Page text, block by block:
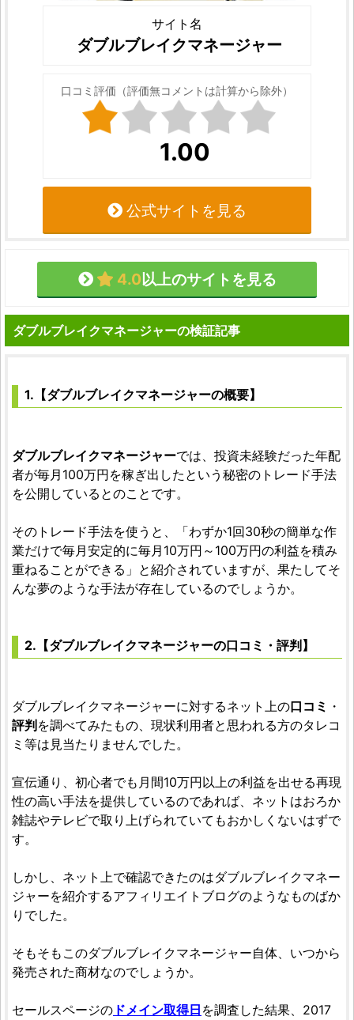
サイト名
ダブルブレイクマネージャー
口コミ評価（評価無コメントは計算から除外）
1.00
公式サイトを見る
4.0以上のサイトを見る
ダブルブレイクマネージャーの検証記事
1.【ダブルブレイクマネージャーの概要】
ダブルブレイクマネージャーでは、投資未経験だった年配
者が毎月100万円を稼ぎ出したという秘密のトレード手法
を公開しているとのことです。
そのトレード手法を使うと、「わずか1回30秒の簡単な作
業だけで毎月安定的に毎月10万円～100万円の利益を積み
重ねることができる」と紹介されていますが、果たしてそ
んな夢のような手法が存在しているのでしょうか。
2.【ダブルブレイクマネージャーの口コミ・評判】
ダブルブレイクマネージャーに対するネット上の口コミ ・
評判 を調べてみたもの、現状利用者と思われる方のタレコ
ミ等は見当たりませんでした。
宣伝通り、初心者でも月間10万円以上の利益を出せる再現
性の高い手法を提供しているのであれば、ネットはおろか
雑誌やテレビで取り上げられていてもおかしくないはずで
す。
しかし、ネット上で確認できたのはダブルブレイクマネー
ジャーを紹介するアフィリエイトブログのようなものばか
りでした。
そもそもこのダブルブレイクマネージャー自体、いつから
発売された商材なのでしょうか。
セールスページの ドメイン取得日 を調査した結果、2017